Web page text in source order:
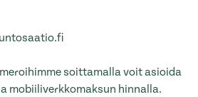
soittamalla voit asioida
mobiiliverkkomaksun hinnalla.